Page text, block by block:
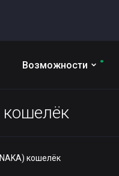
Возможности
кошелёк
кошелёк